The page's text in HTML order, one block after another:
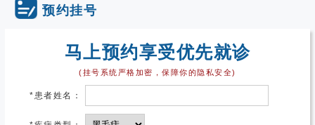
预约挂号
马上预约享受优先就诊
(挂号系统严格加密，保障你的隐私安全)
*患者姓名：